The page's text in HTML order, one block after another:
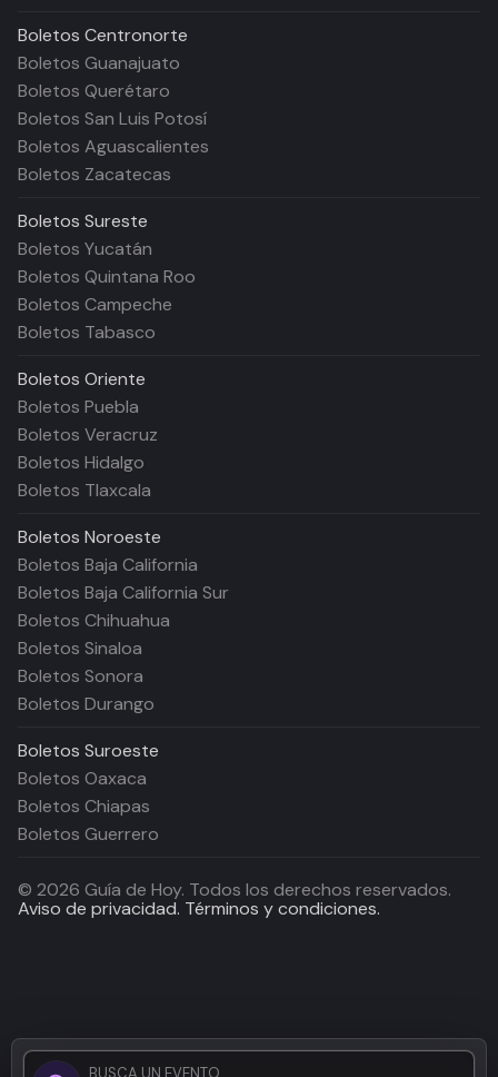
BUSCA UN EVENTO
Boletos Centronorte
Boletos Guanajuato
Boletos Querétaro
Boletos San Luis Potosí
Boletos Aguascalientes
Boletos Zacatecas
Boletos Sureste
Boletos Yucatán
Boletos Quintana Roo
Boletos Campeche
Boletos Tabasco
Boletos Oriente
Boletos Puebla
Boletos Veracruz
Boletos Hidalgo
Boletos Tlaxcala
Boletos Noroeste
Boletos Baja California
Boletos Baja California Sur
Boletos Chihuahua
Boletos Sinaloa
Boletos Sonora
Boletos Durango
Boletos Suroeste
Boletos Oaxaca
Boletos Chiapas
Boletos Guerrero
© 2026 Guía de Hoy. Todos los derechos reservados.
Aviso de privacidad. Términos y condiciones.